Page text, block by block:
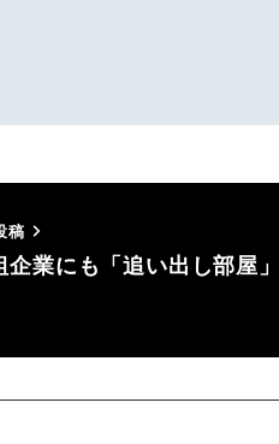
稿
企業にも「追い出し部屋